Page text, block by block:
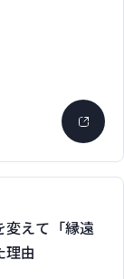
変えて「縁遠
理由